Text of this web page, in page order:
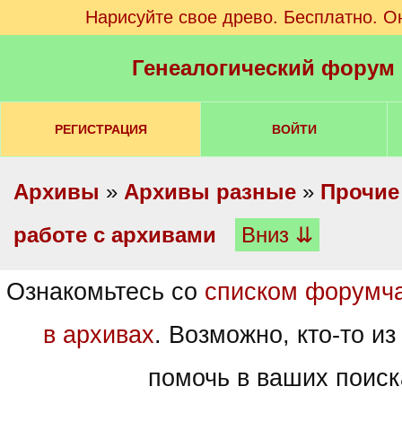
Нарисуйте свое древо. Бесплатно.
Генеалогический
РЕГИСТРАЦИЯ ВОЙТИ
Архивы » Архивы разные »
работе с архивами
Вниз ⇊
Ознакомьтесь со списком
в архивах. Возможно, кто-то
помочь в ваших